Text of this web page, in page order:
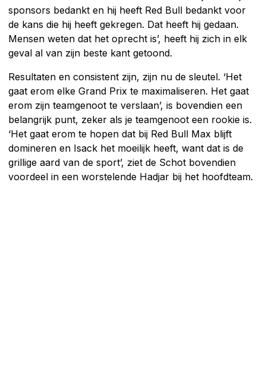
sponsors bedankt en hij heeft Red Bull bedankt voor
de kans die hij heeft gekregen. Dat heeft hij gedaan.
Mensen weten dat het oprecht is’, heeft hij zich in elk
geval al van zijn beste kant getoond.
Resultaten en consistent zijn, zijn nu de sleutel. ‘Het
gaat erom elke Grand Prix te maximaliseren. Het gaat
erom zijn teamgenoot te verslaan’, is bovendien een
belangrijk punt, zeker als je teamgenoot een rookie is.
‘Het gaat erom te hopen dat bij Red Bull Max blijft
domineren en Isack het moeilijk heeft, want dat is de
grillige aard van de sport’, ziet de Schot bovendien
voordeel in een worstelende Hadjar bij het hoofdteam.